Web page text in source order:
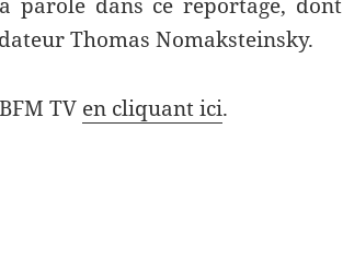
Thomas Nomaksteinsky.
TV en cliquant ici.